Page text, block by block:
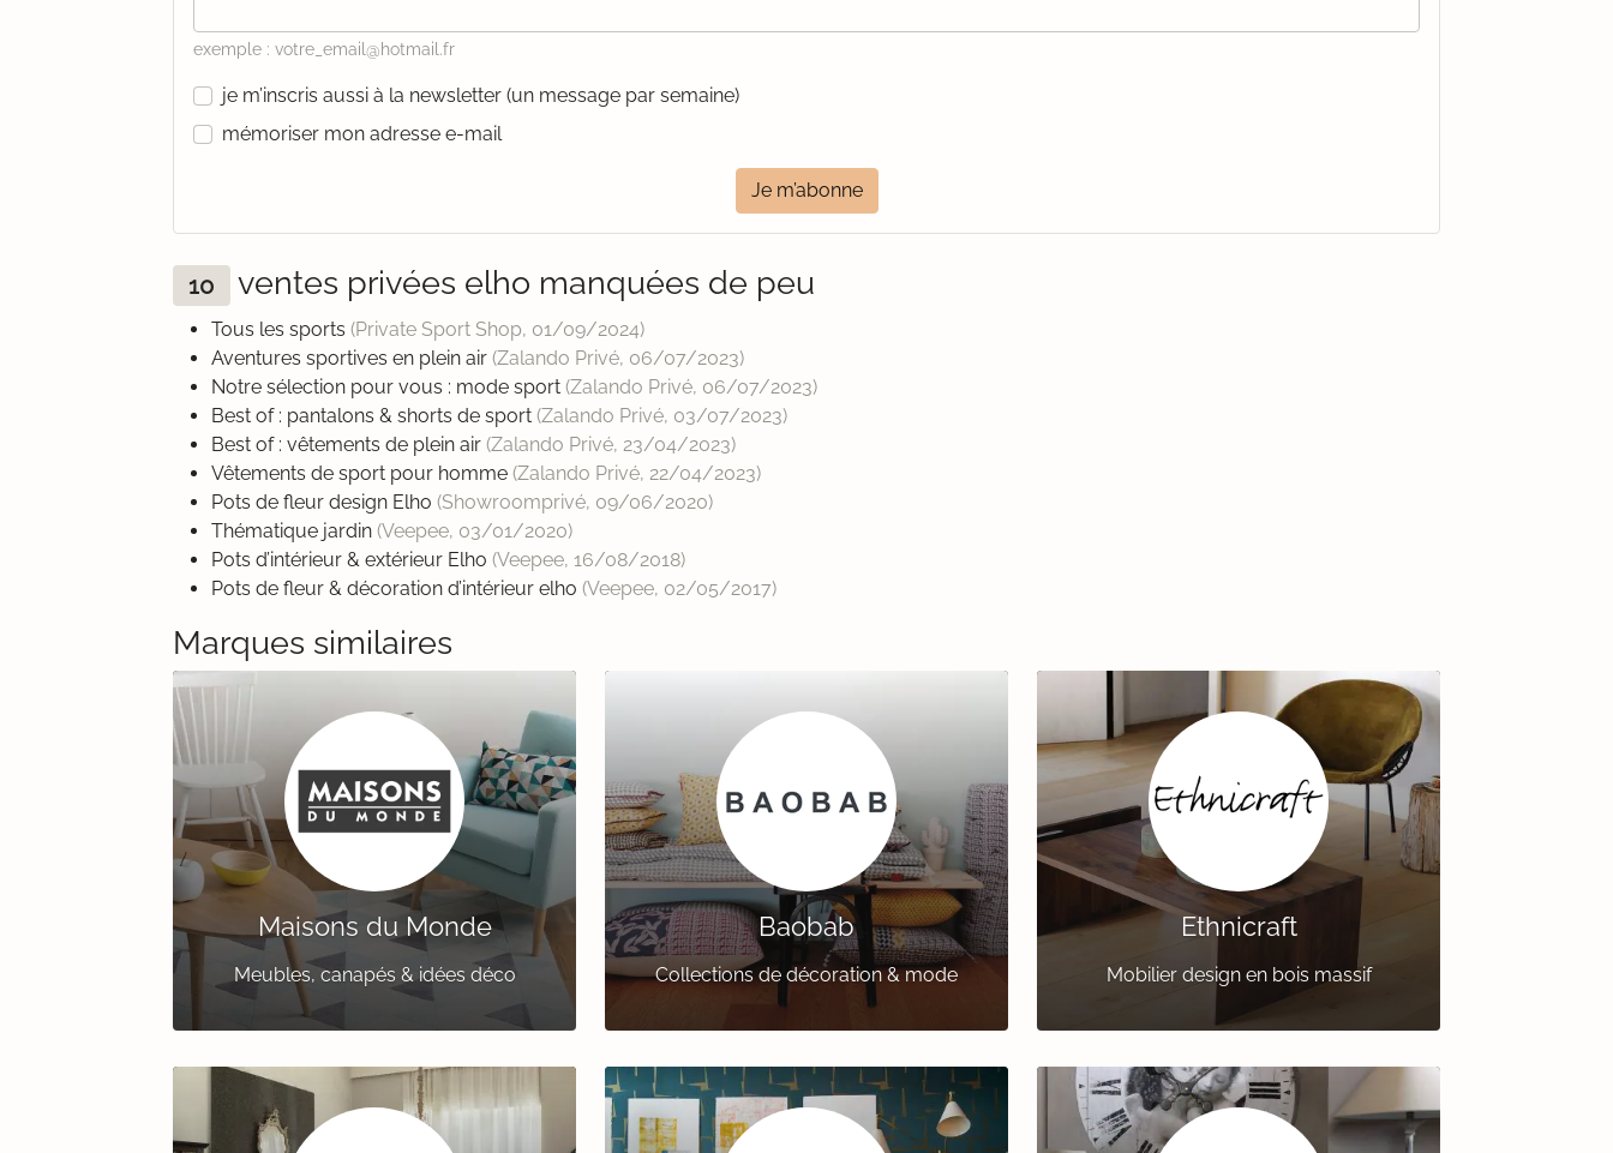
exemple : votre_email@hotmail.fr
je m’inscris aussi à la newsletter (un message par semaine)
mémoriser mon adresse e-mail
Je m’abonne
10 ventes privées elho manquées de peu
Tous les sports (Private Sport Shop, 01/09/2024)
Aventures sportives en plein air (Zalando Privé, 06/07/2023)
Notre sélection pour vous : mode sport (Zalando Privé, 06/07/2023)
Best of : pantalons & shorts de sport (Zalando Privé, 03/07/2023)
Best of : vêtements de plein air (Zalando Privé, 23/04/2023)
Vêtements de sport pour homme (Zalando Privé, 22/04/2023)
Pots de fleur design Elho (Showroomprivé, 09/06/2020)
Thématique jardin (Veepee, 03/01/2020)
Pots d’intérieur & extérieur Elho (Veepee, 16/08/2018)
Pots de fleur & décoration d’intérieur elho (Veepee, 02/05/2017)
Marques similaires
Maisons du Monde
Meubles, canapés & idées déco
Baobab
Collections de décoration & mode
Ethnicraft
Mobilier design en bois massif